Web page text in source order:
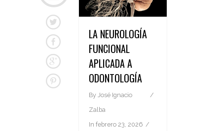
LA NEUROLOGÍA
FUNCIONAL
APLICADA A
ODONTOLOGÍA
By José Ignacio
Zalba
In febrero 23, 2026